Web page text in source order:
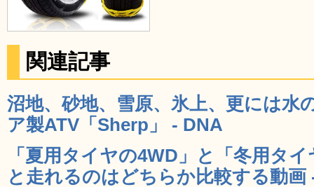
関連記事
沼地、砂地、雪原、氷上、更には水
ア製ATV「Sherp」 - DNA
「夏用タイヤの4WD」と「冬用タ
と走れるのはどちらか比較する動画